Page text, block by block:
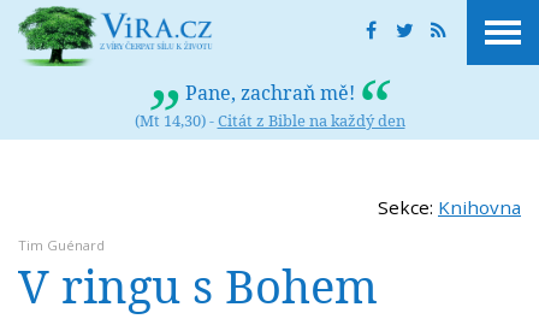
Pane, zachraň mě!
(Mt 14,30) -Citát z Bible na každý den
Sekce: Knihovna
Tim Guénard
V ringu s Bohem